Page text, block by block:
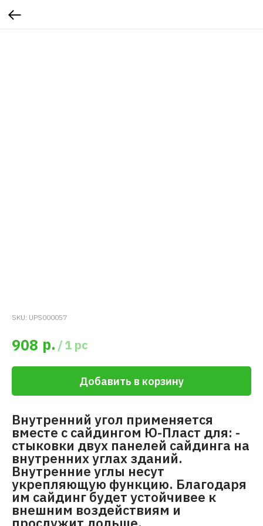
SKU: UPS000057
908 р. /1 pc
Добавить в корзину
Внутренний угол применяется
вместе с сайдингом Ю-Пласт для: -
стыковки двух панелей сайдинга на
внутренних углах зданий.
Внутренние углы несут
укрепляющую функцию. Благодаря
им сайдинг будет устойчивее к
внешним воздействиям и